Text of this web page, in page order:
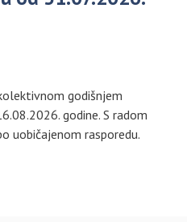
godišnjem
godine. S radom
uobičajenom rasporedu.